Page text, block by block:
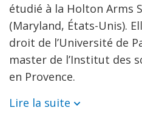
étudié à la Holton Arms
(Maryland, États-Unis).
droit de l’Université de
master de l’Institut des
en Provence.
Lire la suite